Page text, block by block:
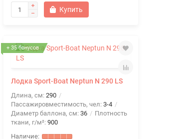
Купить
+ 35 бонусов
Лодка Sport-Boat Neptun N 290 LS
Длина, см: 290
Пассажировместимость, чел: 3-4
Диаметр баллона, см: 36
Плотность
ткани, г/м²: 900